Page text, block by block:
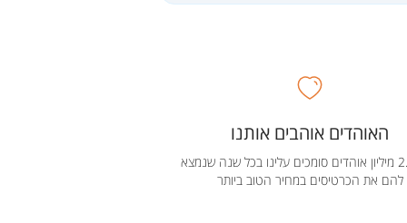
האוהדים אוהבים אותנו
מעל 2.5 מיליון אוהדים סומכים עלינו בכל שנה שנמצא
להם את הכרטיסים במחיר הטוב ביותר